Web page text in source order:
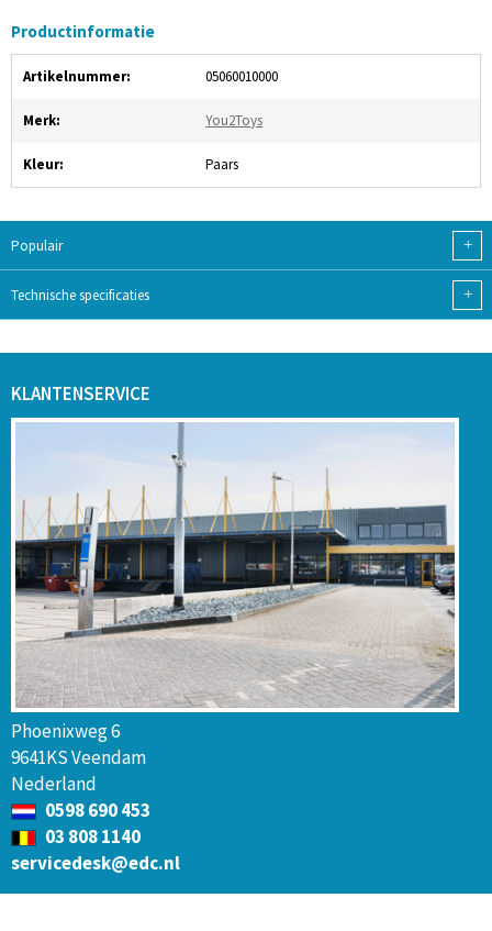
Productinformatie
Artikelnummer: 05060010000
Merk: You2Toys
Kleur: Paars
Populair +
Technische specificaties +
KLANTENSERVICE
Phoenixweg 6
9641KS Veendam
Nederland
0598 690 453
03 808 1140
servicedesk@edc.nl